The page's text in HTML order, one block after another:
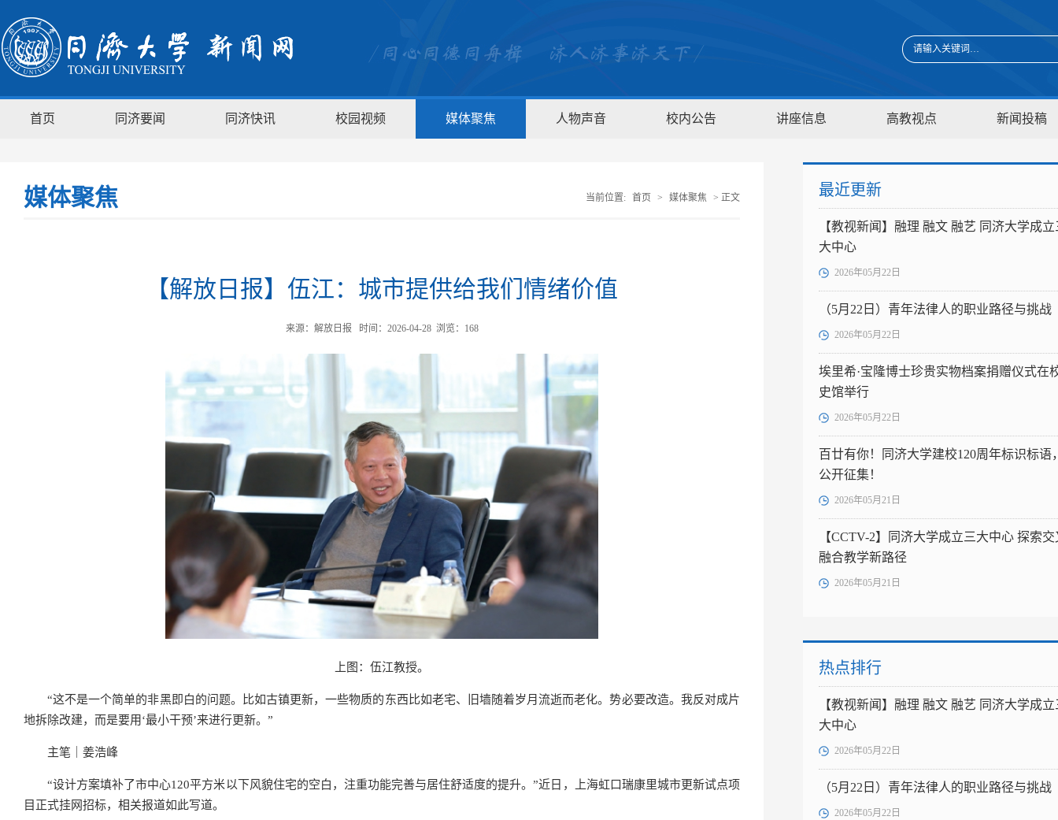
首页 同济要闻 同济快讯 校园视频 媒体聚焦 人物声音 校内公告 讲座信息 高教视点 新闻投稿
媒体聚焦 当前位置: 首页 > 媒体聚焦 > 正文
【解放日报】伍江：城市提供给我们情绪价值
来源：解放日报 时间：2026-04-28 浏览： 168
上图：伍江教授。
“这不是一个简单的非黑即白的问题。比如古镇更新，一些物质的东西比如老宅、旧墙随着岁月流逝而老化。势必要改造。我反对成片
地拆除改建，而是要用‘最小干预’来进行更新。”
主笔｜姜浩峰
“设计方案填补了市中心120平方米以下风貌住宅的空白，注重功能完善与居住舒适度的提升。”近日，上海虹口瑞康里城市更新试点项
目正式挂网招标，相关报道如此写道。
最近更新
【教视新闻】融理 融文 融艺 同济大学成立
大中心
2026年05月22日
（5月22日）青年法律人的职业路径与挑战
2026年05月22日
埃里希·宝隆博士珍贵实物档案捐赠仪式在
史馆举行
2026年05月22日
百廿有你！同济大学建校120周年标识标语
公开征集！
2026年05月21日
【CCTV-2】同济大学成立三大中心 探索交
融合教学新路径
2026年05月21日
热点排行
【教视新闻】融理 融文 融艺 同济大学成立
大中心
2026年05月22日
（5月22日）青年法律人的职业路径与挑战
2026年05月22日